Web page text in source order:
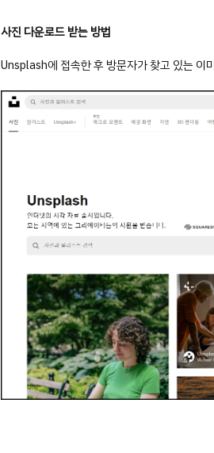
사진 다운로드 받는 방법
Unsplash에 접속한 후 방문자가 찾고 있는 이